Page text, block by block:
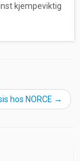
kjempeviktig
hos NORCE →